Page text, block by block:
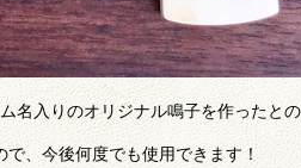
名入りのオリジナル鳴子を作ったとの
で、今後何度でも使用できます！